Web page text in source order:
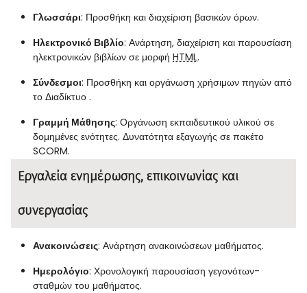
Γλωσσάρι: Προσθήκη και διαχείριση βασικών όρων.
Ηλεκτρονικό Βιβλίο: Ανάρτηση, διαχείριση και παρουσίαση
ηλεκτρονικών βιβλίων σε μορφή HTML.
Σύνδεσμοι: Προσθήκη και οργάνωση χρήσιμων πηγών από
το Διαδίκτυο .
Γραμμή Μάθησης: Οργάνωση εκπαιδευτικού υλικού σε
δομημένες ενότητες. Δυνατότητα εξαγωγής σε πακέτο
SCORM.
Εργαλεία ενημέρωσης, επικοινωνίας και
συνεργασίας
Ανακοινώσεις: Ανάρτηση ανακοινώσεων μαθήματος.
Ημερολόγιο: Χρονολογική παρουσίαση γεγονότων-
σταθμών του μαθήματος.